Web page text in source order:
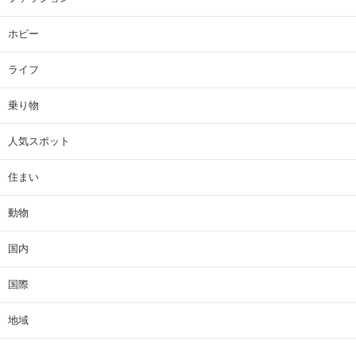
ホビー
ライフ
乗り物
人気スポット
住まい
動物
国内
国際
地域